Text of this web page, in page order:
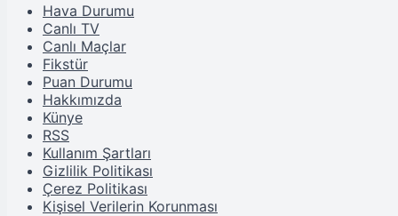
Hava Durumu
Canlı TV
Canlı Maçlar
Fikstür
Puan Durumu
Hakkımızda
Künye
RSS
Kullanım Şartları
Gizlilik Politikası
Çerez Politikası
Kişisel Verilerin Korunması